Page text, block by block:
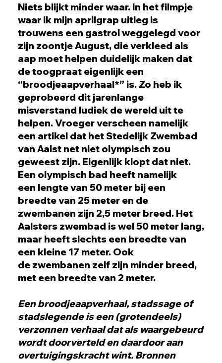
Niets blijkt minder waar. In het filmpje
waar ik mijn aprilgrap uitleg is
trouwens een gastrol weggelegd voor
zijn zoontje August, die verkleed als
aap moet helpen duidelijk maken dat
de toogpraat eigenlijk een
“broodjeaapverhaal*” is. Zo heb ik
geprobeerd dit jarenlange
misverstand ludiek de wereld uit te
helpen. Vroeger verscheen namelijk
een artikel dat het Stedelijk Zwembad
van Aalst net niet olympisch zou
geweest zijn. Eigenlijk klopt dat niet.
Een olympisch bad heeft namelijk
een lengte van 50 meter bij een
breedte van 25 meter en de
zwembanen zijn 2,5 meter breed. Het
Aalsters zwembad is wel 50 meter lang,
maar heeft slechts een breedte van
een kleine 17 meter. Ook
de zwembanen zelf zijn minder breed,
met een breedte van 2 meter.
Een broodjeaapverhaal, stadssage of
stadslegende is een (grotendeels)
verzonnen verhaal dat als waargebeurd
wordt doorverteld en daardoor aan
overtuigingskracht wint. Bronnen